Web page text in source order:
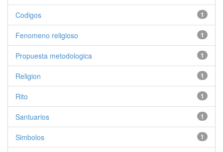
1
Codigos
1
Fenomeno religioso
1
Propuesta metodologica
1
Religion
1
Rito
1
Santuarios
1
Simbolos